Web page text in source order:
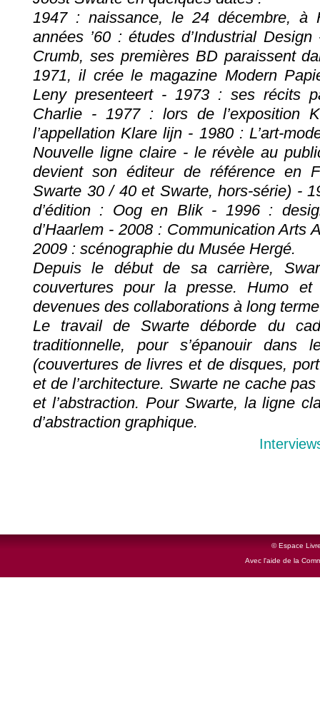
1947 : naissance, le 24 décembre, à
années ’60 : études d’Industrial
Crumb, ses premières BD paraissent
1971, il crée le magazine Modern
Leny presenteert - 1973 : ses récits
Charlie - 1977 : lors de l’exposition
l’appellation Klare lijn - 1980 : L’art-
Nouvelle ligne claire - le révèle au
devient son éditeur de référence en
Swarte 30 / 40 et Swarte, hors-série) -
d’édition : Oog en Blik - 1996 :
d’Haarlem - 2008 : Communication Arts
2009 : scénographie du Musée Hergé.
Depuis le début de sa carrière,
couvertures pour la presse. Humo
devenues des collaborations à long
Le travail de Swarte déborde du
traditionnelle, pour s’épanouir dans
(couvertures de livres et de disques,
et de l’architecture. Swarte ne cache
et l’abstraction. Pour Swarte, la ligne
d’abstraction graphique.
© Espace
Avec l'aide de la